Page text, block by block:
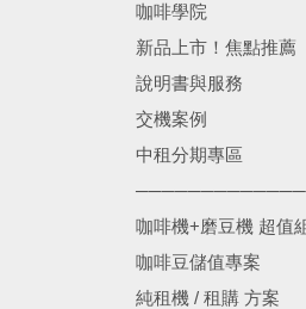
咖啡學院
新品上市！焦點推薦
說明書與服務
交機案例
中租分期專區
咖啡機+磨豆機 超值
咖啡豆儲值專案
純租機 / 租購 方案